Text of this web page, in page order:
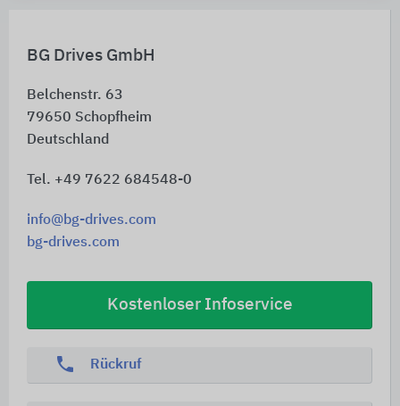
BG Drives GmbH
Belchenstr. 63
79650 Schopfheim
Deutschland
Tel. +49 7622 684548-0
info@bg-drives.com
bg-drives.com
Kostenloser Infoservice
phone Rückruf